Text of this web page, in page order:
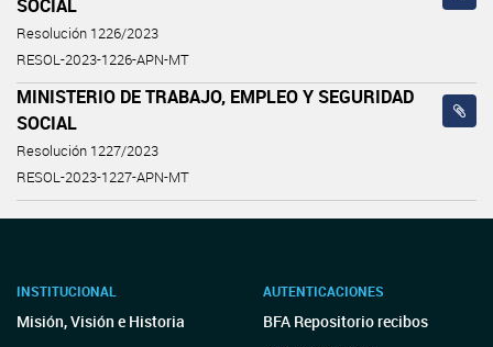
SOCIAL
Resolución 1226/2023
RESOL-2023-1226-APN-MT
MINISTERIO DE TRABAJO, EMPLEO Y SEGURIDAD
SOCIAL
Resolución 1227/2023
RESOL-2023-1227-APN-MT
INSTITUCIONAL
Misión, Visión e Historia
AUTENTICACIONES
BFA Repositorio recibos